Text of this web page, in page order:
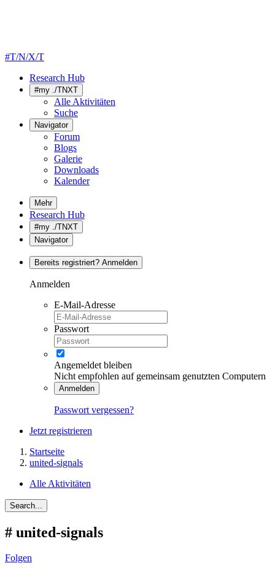
#T/N/X/T
Research Hub
#my ./TNXT
Alle Aktivitäten
Suche
Navigator
Forum
Blogs
Galerie
Downloads
Kalender
Mehr
Research Hub
#my ./TNXT
Navigator
Bereits registriert? Anmelden
Anmelden
E-Mail-Adresse
Passwort
Angemeldet bleiben
Nicht empfohlen auf gemeinsam genutzten Computern
Anmelden
Passwort vergessen?
Jetzt registrieren
Startseite
united-signals
Alle Aktivitäten
Search...
# united-signals
Folgen